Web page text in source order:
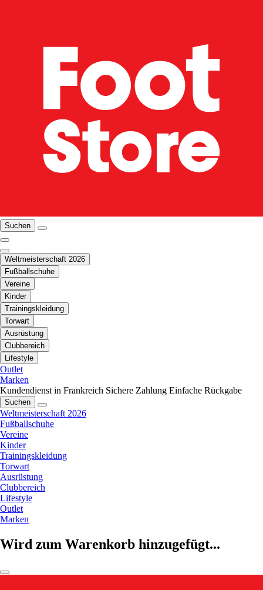
Suchen
Weltmeisterschaft 2026
Fußballschuhe
Vereine
Kinder
Trainingskleidung
Torwart
Ausrüstung
Clubbereich
Lifestyle
Outlet
Marken
Kundendienst in Frankreich Sichere Zahlung Einfache Rückgabe
Suchen
Weltmeisterschaft 2026
Fußballschuhe
Vereine
Kinder
Trainingskleidung
Torwart
Ausrüstung
Clubbereich
Lifestyle
Outlet
Marken
Wird zum Warenkorb hinzugefügt...